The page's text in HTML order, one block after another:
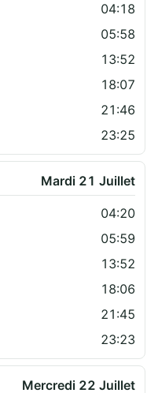
04:18
05:58
13:52
18:07
21:46
23:25
Mardi 21 Juillet
04:20
05:59
13:52
18:06
21:45
23:23
Mercredi 22 Juillet